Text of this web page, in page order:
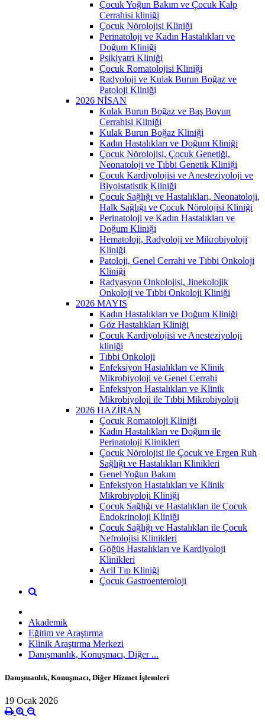
Çocuk Yoğun Bakım ve Çocuk Kalp
Cerrahisi kliniği
Çocuk Nörolojisi Kliniği
Perinatoloji ve Kadın Hastalıkları ve
Doğum Kliniği
Psikiyatri Kliniği
Çocuk Romatolojisi Kliniği
Radyoloji ve Kulak Burun Boğaz ve
Patoloji Kliniği
2026 NİSAN
Kulak Burun Boğaz ve Baş Boyun
Cerrahisi Kliniği
Kulak Burun Boğaz Kliniği
Kadın Hastalıkları ve Doğum Kliniği
Çocuk Nörolojisi, Çocuk Genetiği,
Neonatoloji ve Tıbbi Genetik Kliniği
Çocuk Kardiyolojisi ve Anesteziyoloji ve
Biyoistatistik Kliniği
Çocuk Sağlığı ve Hastalıkları, Neonatoloji,
Halk Sağlığı ve Çocuk Nörolojisi Kliniği
Perinatoloji ve Kadın Hastalıkları ve
Doğum Kliniği
Hematoloji, Radyoloji ve Mikrobiyoloji
Kliniği
Patoloji, Genel Cerrahi ve Tıbbi Onkoloji
Kliniği
Radyasyon Onkolojisi, Jinekolojik
Onkoloji ve Tıbbi Onkoloji Kliniği
2026 MAYIS
Kadın Hastalıkları ve Doğum Kliniği
Göz Hastalıkları Kliniği
Çocuk Kardiyolojisi ve Anesteziyoloji
kliniği
Tıbbi Onkoloji
Enfeksiyon Hastalıkları ve Klinik
Mikrobiyoloji ve Genel Cerrahi
Enfeksiyon Hastalıkları ve Klinik
Mikrobiyoloji ile Tıbbi Mikrobiyoloji
2026 HAZİRAN
Çocuk Romatoloji Kliniği
Kadın Hastalıkları ve Doğum ile
Perinatoloji Klinikleri
Çocuk Nörolojisi ile Çocuk ve Ergen Ruh
Sağlığı ve Hastalıkları Klinikleri
Genel Yoğun Bakım
Enfeksiyon Hastalıkları ve Klinik
Mikrobiyoloji Kliniği
Çocuk Sağlığı ve Hastalıkları ile Çocuk
Endokrinoloji Kliniği
Çocuk Sağlığı ve Hastalıkları ile Çocuk
Nefrolojisi Klinikleri
Göğüs Hastalıkları ve Kardiyoloji
Klinikleri
Acil Tıp Kliniği
Çocuk Gastroenteroloji
Akademik
Eğitim ve Araştırma
Klinik Araştırma Merkezi
Danışmanlık, Konuşmacı, Diğer ...
Danışmanlık, Konuşmacı, Diğer Hizmet İşlemleri
19 Ocak 2026